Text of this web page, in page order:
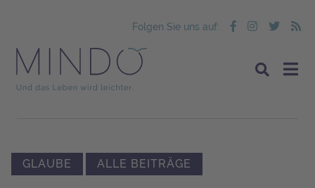
Folgen Sie uns auf:
GLAUBE ALLE BEITRÄGE